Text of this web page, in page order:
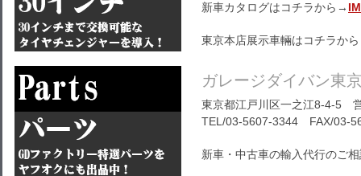
新車カタログはコチラから→
東京本店展示車輛はコチラか
ガレージダイバン東
東京都江戸川区一之江8-4-5
TEL/03-5607-3344 FAX/03-
新車・中古車の輸入代行のご